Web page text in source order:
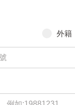
外籍